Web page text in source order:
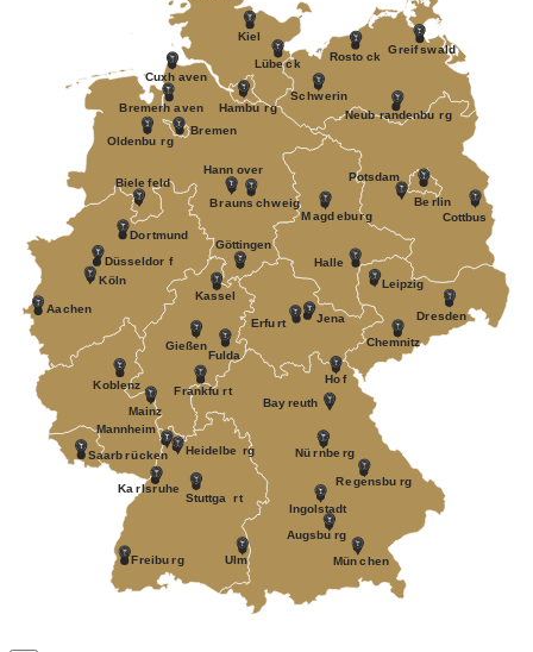
Ulm Mün chen
Nürnbe rg
Augsbu rg
Ingolstadt
Regensbu rg
Stuttga rt
Freibu rg
Karlsruhe
Mannheim
Mainz
Koblenz Frankfu rt
Heidelbe rg
Jena
Erfu rt
Chemnitz
Dresden
Leipzig
Halle
Be r lin
Magdeburg
Göttingen
Kassel
Köln
Düsseldor f
Dortmund
Biele feld
Brauns chweig
Hann over
Bremen
Oldenbu rg
Fulda
Hambu rg
Greifswald
Lübe ck
Kiel
Cuxh aven
Bremerh aven
Rosto ck
Schwerin
Saarb rüc ken
Bayreuth
Cottbus
Potsdam
Aac hen
Neub randenbu rg
Ho f
Gießen